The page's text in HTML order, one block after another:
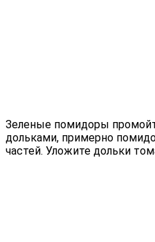
Зеленые помидоры
дольками, примерно
частей. Уложите дольки